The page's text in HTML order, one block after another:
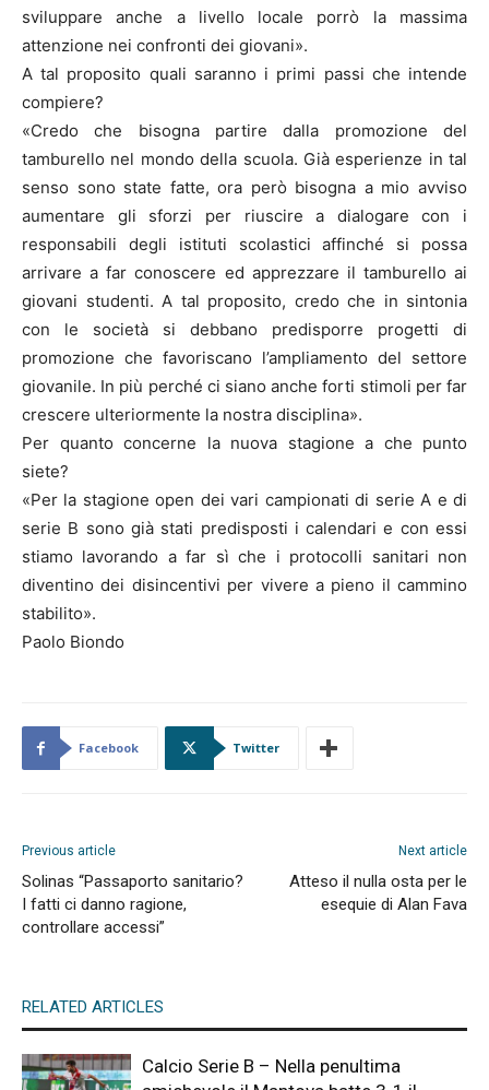
sviluppare anche a livello locale porrò la massima
attenzione nei confronti dei giovani».
A tal proposito quali saranno i primi passi che intende
compiere?
«Credo che bisogna partire dalla promozione del
tamburello nel mondo della scuola. Già esperienze in tal
senso sono state fatte, ora però bisogna a mio avviso
aumentare gli sforzi per riuscire a dialogare con i
responsabili degli istituti scolastici affinché si possa
arrivare a far conoscere ed apprezzare il tamburello ai
giovani studenti. A tal proposito, credo che in sintonia
con le società si debbano predisporre progetti di
promozione che favoriscano l’ampliamento del settore
giovanile. In più perché ci siano anche forti stimoli per far
crescere ulteriormente la nostra disciplina».
Per quanto concerne la nuova stagione a che punto
siete?
«Per la stagione open dei vari campionati di serie A e di
serie B sono già stati predisposti i calendari e con essi
stiamo lavorando a far sì che i protocolli sanitari non
diventino dei disincentivi per vivere a pieno il cammino
stabilito».
Paolo Biondo
Facebook Twitter
Previous article
Solinas “Passaporto sanitario?
I fatti ci danno ragione,
controllare accessi”
Next article
Atteso il nulla osta per le
esequie di Alan Fava
RELATED ARTICLES
Calcio Serie B – Nella penultima